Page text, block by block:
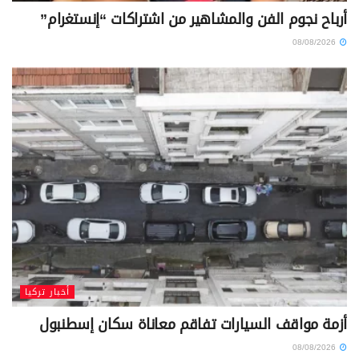
أرباح نجوم الفن والمشاهير من اشتراكات “إنستغرام”
أخبار تركيا
أزمة مواقف السيارات تفاقم معاناة سكان إسطنبول